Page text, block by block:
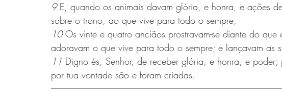
9 E, quando os animais davam glória, e honra, e ações
sobre o trono, ao que vive para todo o sempre,
10 Os vinte e quatro anciãos prostravam-se diante do
adoravam o que vive para todo o sempre; e lançavam as
11 Digno és, Senhor, de receber glória, e honra, e
por tua vontade são e foram criadas.